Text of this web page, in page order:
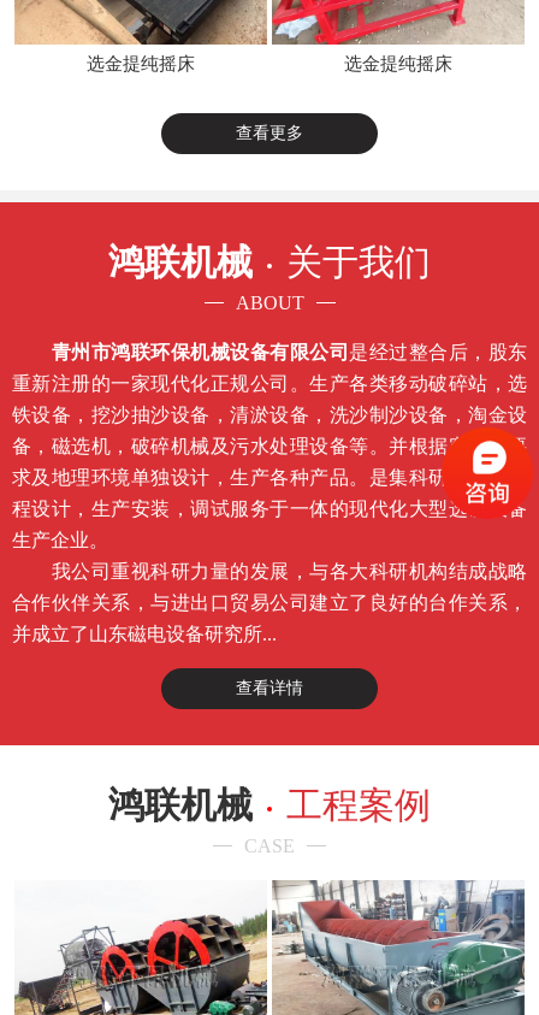
选金提纯摇床 选金提纯摇床
查看更多
鸿联机械 关于我们
ABOUT
青州市鸿联环保机械设备有限公司 是经过整合后，股东
重新注册的一家现代化正规公司。生产各类移动破碎站，选
铁设备，挖沙抽沙设备，清淤设备，洗沙制沙设备，淘金设
备，磁选机，破碎机械及污水处理设备等。并根据客户的要
求及地理环境单独设计，生产各种产品。是集科研开发，工
程设计，生产安装，调试服务于一体的现代化大型选矿设备
生产企业。
我公司重视科研力量的发展，与各大科研机构结成战略
合作伙伴关系，与进出口贸易公司建立了良好的台作关系，
并成立了山东磁电设备研究所...
查看详情
鸿联机械 工程案例
CASE